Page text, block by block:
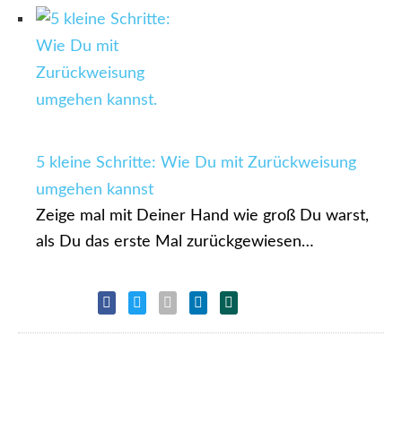
5 kleine Schritte: Wie Du mit Zurückweisung
umgehen kannst
Zeige mal mit Deiner Hand wie groß Du warst,
als Du das erste Mal zurückgewiesen…